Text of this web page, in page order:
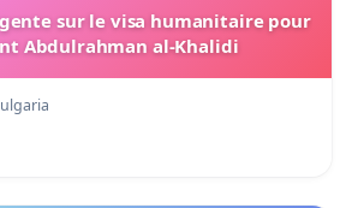
sur le visa humanitaire pour
Abdulrahman al-Khalidi